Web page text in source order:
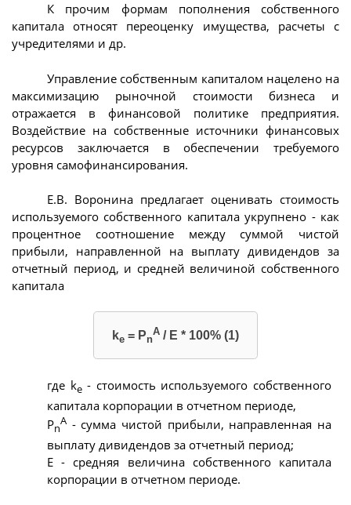
К прочим формам пополнения собственного
капитала относят переоценку имущества, расчеты с
учредителями и др.
Управление собственным капиталом нацелено на
максимизацию рыночной стоимости бизнеса и
отражается в финансовой политике предприятия.
Воздействие на собственные источники финансовых
ресурсов заключается в обеспечении требуемого
уровня самофинансирования.
Е.В. Воронина предлагает оценивать стоимость
используемого собственного капитала укрупнено - как
процентное соотношение между суммой чистой
прибыли, направленной на выплату дивидендов за
отчетный период, и средней величиной собственного
капитала
ke = Pn
A / Е * 100% (1)
где ke- стоимость используемого собственного
капитала корпорации в отчетном периоде,
Pn
A - сумма чистой прибыли, направленная на
выплату дивидендов за отчетный период;
Е - средняя величина собственного капитала
корпорации в отчетном периоде.